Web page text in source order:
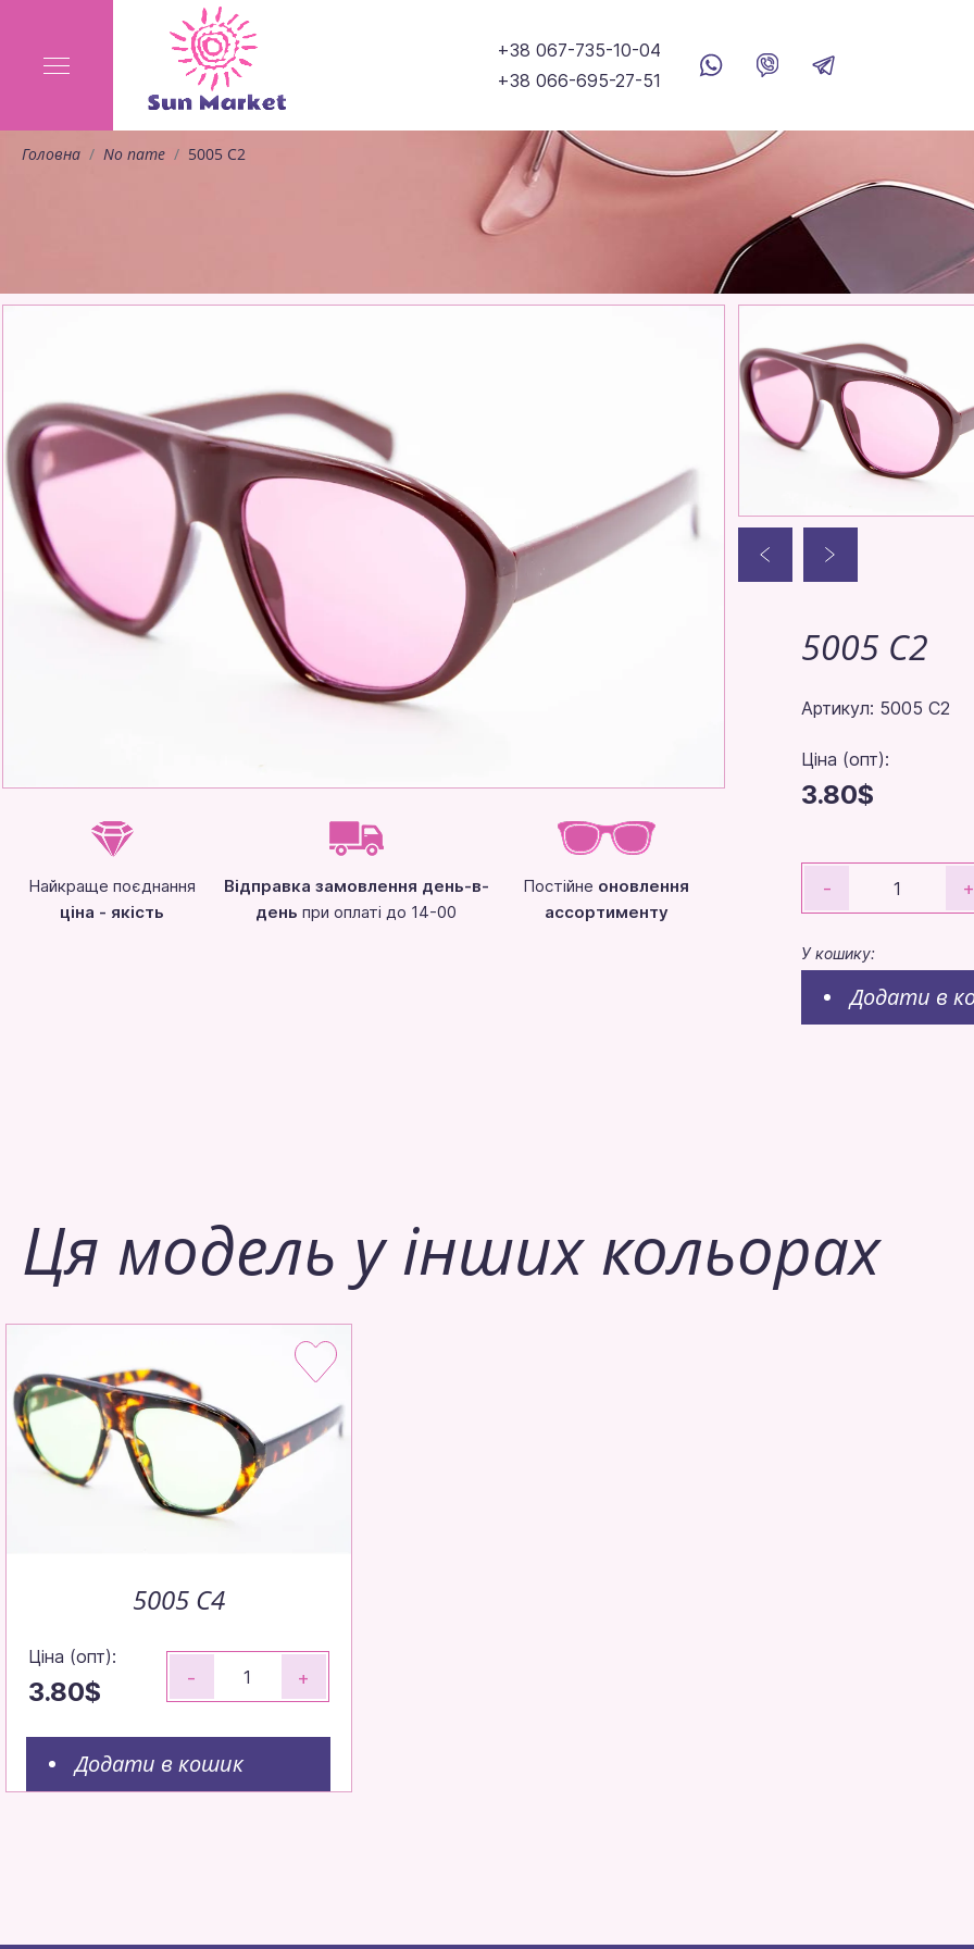
+38 067-735-10-04
+38 066-695-27-51
Головна No name 5005 C2
Найкраще поєднання
ціна - якість
Відправка замовлення день-в-
день при оплаті до 14-00
Постійне оновлення
ассортименту
5005 C2
Артикул: 5005 C2
Ціна (опт):
3.80$
- +
У кошику:
Додати в
Ця модель у інших кольорах
5005 C4
Ціна (опт):
3.80$ - +
Додати в кошик